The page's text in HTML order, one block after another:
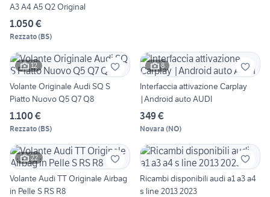
A3 A4 A5 Q2 Original
1.050 €
Rezzato(BS)
12
Volante Originale Audi SQ S
Piatto Nuovo Q5 Q7 Q8
1.100 €
Rezzato(BS)
8
Interfaccia attivazione Carplay
|Android auto AUDI
349 €
Novara (NO)
22
Volante Audi TT Originale Airbag
in Pelle S RS R8
Ricambi disponibili audi a1 a3 a4
s line 2013 2023